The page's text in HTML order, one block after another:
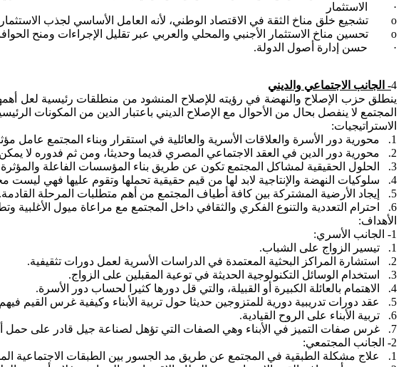
· الاستثمار
o تشجيع خلق مناخ الثقة في الاقتصاد الوطني، لأنه العامل الأساسي لجذب الاستثمارات الأجنبية والداخلية، وهذا يحدث عبر اعتماد مبدأ الشفافية في التقارير والأرقام الاقتصادية
o تحسين مناخ الاستثمار الأجنبي والمحلي والعربي عبر تقليل الإجراءات ومنح الحوافز
· حسن إدارة أصول الدولة.
4- الجانب الاجتماعي والديني
ينطلق حزب الإصلاح والنهضة في رؤيته للإصلاح المنشود من منطلقات رئيسية لعل
المجتمع لا ينفصل بحال من الأحوال مع الإصلاح الديني باعتبار الدين من المكونات
الاستراتيجيات:
1. محورية دور الأسرة والعلاقات الأسرية والعائلية في استقرار وبناء المجتمع عامل مؤثر في خطة الحزب في الإصلاح المجتمعي.
2. محورية دور الدين في العقد الاجتماعي المصري قديما وحديثا، ومن ثم فدوره لا يمكن تجاهله في بناء وتكوين الشخصية المصرية، وترسيخ الأخلاقيات المطلوبة في المجتمع الحديث.
3. الحلول الحقيقية لمشاكل المجتمع تكون عن طريق بناء المؤسسات الفاعلة والمؤثرة والتي تعطي المعلومة والتدريب العملي والمتابعة في تنفيذها، ولا يكفي في ذلك المجهودات الفردية من المصلحين.
4. سلوكيات النهضة والإنتاجية لابد لها من قيم حقيقية تحملها وتقوم عليها فهي ليست مجموعة من القوانين المفروضة على المجتمع.
5. إيجاد الأرضية المشتركة بين كافة أطياف المجتمع من أهم متطلبات المرحلة القادمة.
6. احترام التعددية والتنوع الفكري والثقافي داخل المجتمع مع مراعاة ميول الأغلبية وتطلعاتها مبدأ لا يمكن الحياد عنه في أي مرحلة من مراحل الإصلاح.
الأهداف:
1- الجانب الأسري:
1. تيسير الزواج على الشباب.
2. استشارة المراكز البحثية المعتمدة في الدراسات الأسرية لعمل دورات تثقيفية.
3. استخدام الوسائل التكنولوجية الحديثة في توعية المقبلين على الزواج.
4. الاهتمام بالعائلة الكبيرة أو القبيلة، والتي قل دورها كثيرا لحساب دور الأسرة.
5. عقد دورات تدريبية دورية للمتزوجين حديثا حول تربية الأبناء وكيفية غرس القيم فيهم.
6. تربية الأبناء على الروح القيادية.
7. غرس صفات التميز في الأبناء وهي الصفات التي تؤهل لصناعة جيل قادر على حمل أمانة النهضة على أكتافه.
2- الجانب المجتمعي:
1. علاج مشكلة الطبقية في المجتمع عن طريق مد الجسور بين الطبقات الاجتماعية المختلفة وتضييق الهوة بين الطبقات الاجتماعية.